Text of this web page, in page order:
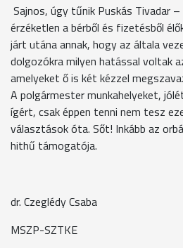
Sajnos, úgy tűnik Puskás Tivadar
érzéketlen a bérből és fizetésből
járt utána annak, hogy az általa
dolgozókra milyen hatással voltak
amelyeket ő is két kézzel
A polgármester munkahelyeket,
ígért, csak éppen tenni nem tesz
választások óta. Sőt! Inkább az
hithű támogatója.
dr. Czeglédy Csaba
MSZP-SZTKE